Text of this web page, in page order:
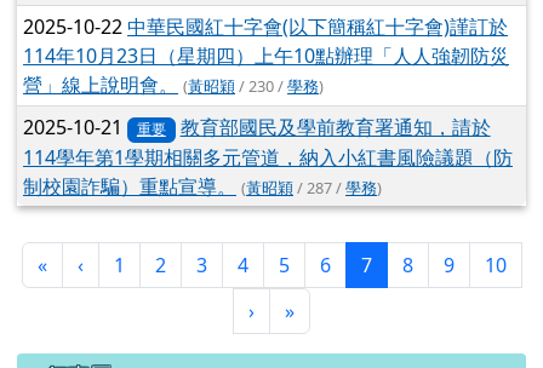
2025-10-22中華民國紅十字會(以下簡稱紅十字會)謹訂於
114年10月23日（星期四）上午10點辦理「人人強韌防災
營」線上說明會。
(黃昭穎/ 230 /學務)
2025-10-21 重要
教育部國民及學前教育署通知，請於
114學年第1學期相關多元管道，納入小紅書風險議題（防
制校園詐騙）重點宣導。
(黃昭穎/ 287 /學務)
«第一頁
‹上一頁
1 2 3 4 5 6 7(目前頁次)
8 9
10
›下一頁
»最後頁